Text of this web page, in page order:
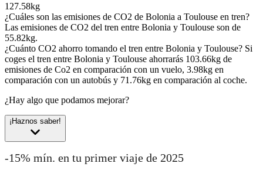
127.58kg
¿Cuáles son las emisiones de CO2 de Bolonia a Toulouse en tren?
Las emisiones de CO2 del tren entre Bolonia y Toulouse son de
55.82kg.
¿Cuánto CO2 ahorro tomando el tren entre Bolonia y Toulouse? Si
coges el tren entre Bolonia y Toulouse ahorrarás 103.66kg de
emisiones de Co2 en comparación con un vuelo, 3.98kg en
comparación con un autobús y 71.76kg en comparación al coche.
¿Hay algo que podamos mejorar?
¡Haznos saber!
-15% mín. en tu primer viaje de 2025